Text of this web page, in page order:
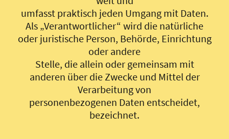
umfasst praktisch jeden Umgang mit Daten.
Als „Verantwortlicher“ wird die natürliche
oder juristische Person, Behörde, Einrichtung
oder andere
Stelle, die allein oder gemeinsam mit
anderen über die Zwecke und Mittel der
Verarbeitung von
personenbezogenen Daten entscheidet,
bezeichnet.